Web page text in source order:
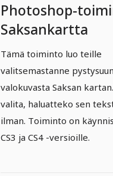
Photoshop-
Saksankartta
Tämä toiminto luo teille
valitsemastanne
valokuvasta Saksan
valita, haluatteko sen
ilman. Toiminto on
CS3 ja CS4 -versioille.